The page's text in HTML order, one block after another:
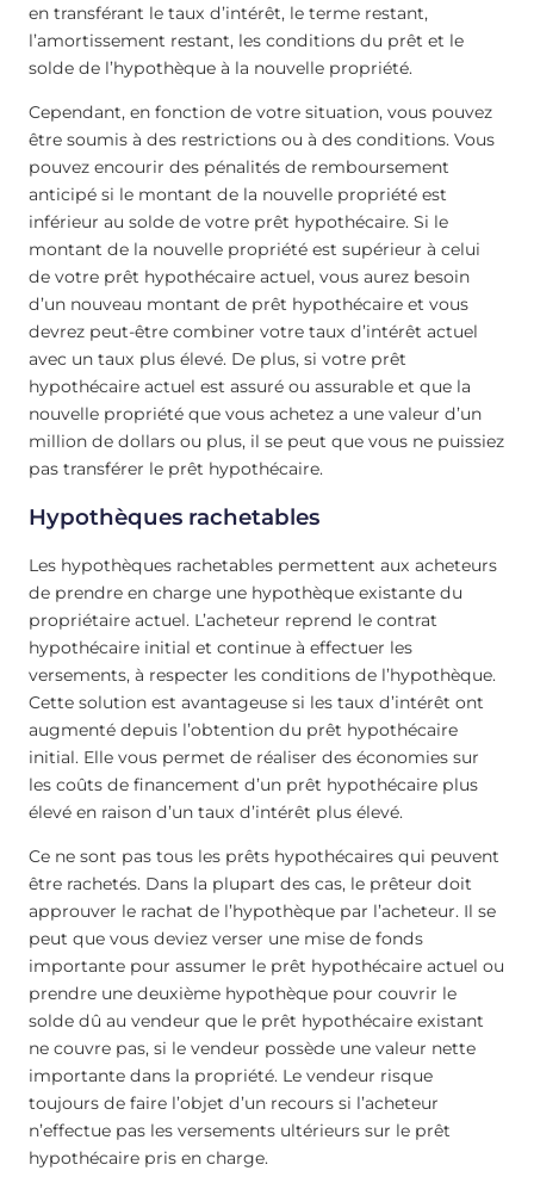
en transférant le taux d’intérêt, le terme restant,
l’amortissement restant, les conditions du prêt et le
solde de l’hypothèque à la nouvelle propriété.
Cependant, en fonction de votre situation, vous pouvez
être soumis à des restrictions ou à des conditions. Vous
pouvez encourir des pénalités de remboursement
anticipé si le montant de la nouvelle propriété est
inférieur au solde de votre prêt hypothécaire. Si le
montant de la nouvelle propriété est supérieur à celui
de votre prêt hypothécaire actuel, vous aurez besoin
d’un nouveau montant de prêt hypothécaire et vous
devrez peut-être combiner votre taux d’intérêt actuel
avec un taux plus élevé. De plus, si votre prêt
hypothécaire actuel est assuré ou assurable et que la
nouvelle propriété que vous achetez a une valeur d’un
million de dollars ou plus, il se peut que vous ne puissiez
pas transférer le prêt hypothécaire.
Hypothèques rachetables
Les hypothèques rachetables permettent aux acheteurs
de prendre en charge une hypothèque existante du
propriétaire actuel. L’acheteur reprend le contrat
hypothécaire initial et continue à effectuer les
versements, à respecter les conditions de l’hypothèque.
Cette solution est avantageuse si les taux d’intérêt ont
augmenté depuis l’obtention du prêt hypothécaire
initial. Elle vous permet de réaliser des économies sur
les coûts de financement d’un prêt hypothécaire plus
élevé en raison d’un taux d’intérêt plus élevé.
Ce ne sont pas tous les prêts hypothécaires qui peuvent
être rachetés. Dans la plupart des cas, le prêteur doit
approuver le rachat de l’hypothèque par l’acheteur. Il se
peut que vous deviez verser une mise de fonds
importante pour assumer le prêt hypothécaire actuel ou
prendre une deuxième hypothèque pour couvrir le
solde dû au vendeur que le prêt hypothécaire existant
ne couvre pas, si le vendeur possède une valeur nette
importante dans la propriété. Le vendeur risque
toujours de faire l’objet d’un recours si l’acheteur
n’effectue pas les versements ultérieurs sur le prêt
hypothécaire pris en charge.